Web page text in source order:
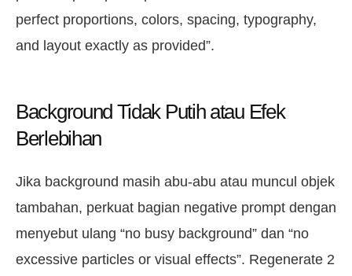
perfect proportions, colors, spacing, typography,
and layout exactly as provided”.
Background Tidak Putih atau Efek
Berlebihan
Jika background masih abu-abu atau muncul objek
tambahan, perkuat bagian negative prompt dengan
menyebut ulang “no busy background” dan “no
excessive particles or visual effects”. Regenerate 2